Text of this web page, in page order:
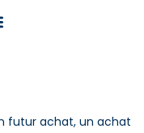
futur achat, un achat